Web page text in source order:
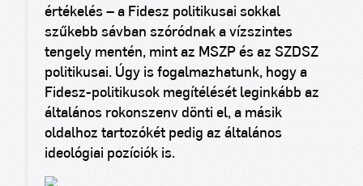
értékelés – a Fidesz politikusai sokkal
szűkebb sávban szóródnak a vízszintes
tengely mentén, mint az MSZP és az SZDSZ
politikusai. Úgy is fogalmazhatunk, hogy a
Fidesz-politikusok megítélését leginkább az
általános rokonszenv dönti el, a másik
oldalhoz tartozókét pedig az általános
ideológiai pozíciók is.